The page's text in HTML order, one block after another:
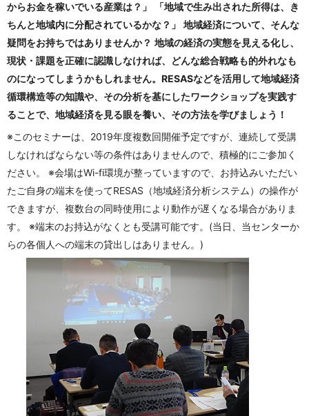
からお金を稼いでいる産業は？」
「地域で生み出された所得は、き
ちんと地域内に分配されているかな？」
地域経済について、そんな
疑問をお持ちではありませんか？ 地域の経済の実態を見える化し、
現状・課題を正確に認識しなければ、どんな総合戦略も的外れなも
のになってしまうかもしれません。RESASなどを活用して地域経済
循環構造等の知識や、その分析を基にしたワークショップを実践す
ることで、地域経済を見る眼を養い、その方法を学びましょう！
※このセミナーは、2019年度複数回開催予定ですが、連続して受講
しなければならない等の条件はありませんので、積極的にご参加く
ださい。 ※会場はWi-fi環境が整っていますので、お持込みいただい
たご自身の端末を使ってRESAS（地域経済分析システム）の操作が
できますが、複数台の同時使用により動作が遅くなる場合がありま
す。 ※端末のお持込がなくとも受講可能です。(当日、当センターか
らの各個人への端末の貸出しはありません。)